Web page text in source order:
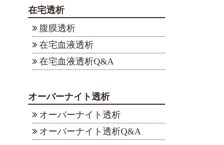
在宅透析
腹膜透析
在宅血液透析
在宅血液透析Q&A
オーバーナイト透析
オーバーナイト透析
オーバーナイト透析Q&A